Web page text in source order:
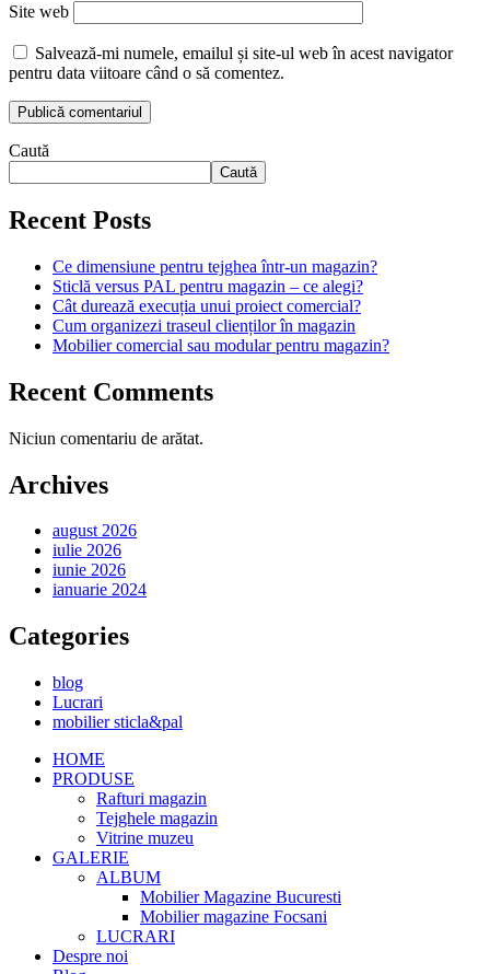
Site web
Salvează-mi numele, emailul și site-ul web în acest navigator
pentru data viitoare când o să comentez.
Caută
Caută
Recent Posts
Ce dimensiune pentru tejghea într-un magazin?
Sticlă versus PAL pentru magazin – ce alegi?
Cât durează execuția unui proiect comercial?
Cum organizezi traseul clienților în magazin
Mobilier comercial sau modular pentru magazin?
Recent Comments
Niciun comentariu de arătat.
Archives
august 2026
iulie 2026
iunie 2026
ianuarie 2024
Categories
blog
Lucrari
mobilier sticla&pal
HOME
PRODUSE
Rafturi magazin
Tejghele magazin
Vitrine muzeu
GALERIE
ALBUM
Mobilier Magazine Bucuresti
Mobilier magazine Focsani
LUCRARI
Despre noi